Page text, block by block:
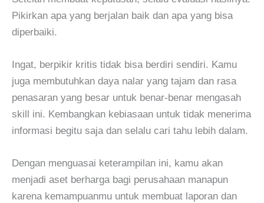
Pikirkan apa yang berjalan baik dan apa yang bisa
diperbaiki.
Ingat, berpikir kritis tidak bisa berdiri sendiri. Kamu
juga membutuhkan daya nalar yang tajam dan rasa
penasaran yang besar untuk benar-benar mengasah
skill ini. Kembangkan kebiasaan untuk tidak menerima
informasi begitu saja dan selalu cari tahu lebih dalam.
Dengan menguasai keterampilan ini, kamu akan
menjadi aset berharga bagi perusahaan manapun
karena kemampuanmu untuk membuat laporan dan